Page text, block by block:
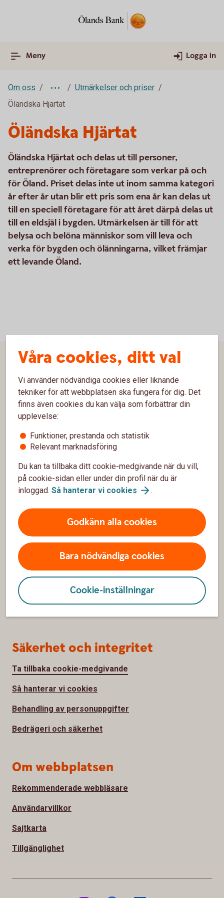
Meny Logga in
Om oss
Utmärkelser och priser
Öländska Hjärtat
Öländska Hjärtat
Öländska Hjärtat och delas ut till personer,
entreprenörer och företagare som verkar på och
för Öland. Priset delas inte ut inom samma kategori
år efter år utan blir ett pris som ena år kan delas ut
till en speciell företagare för att året därpå delas ut
till en eldsjäl i bygden. Utmärkelsen är till för att
belysa och belöna människor som vill leva och
verka för bygden och ölänningarna, vilket främjar
ett levande Öland.
Våra cookies, ditt val
Vi använder nödvändiga cookies eller liknande
tekniker för att webbplatsen ska fungera för dig. Det
finns även cookies du kan välja som förbättrar din
upplevelse:
Funktioner, prestanda och statistik
Relevant marknadsföring
Du kan ta tillbaka ditt cookie-medgivande när du vill,
på cookie-sidan eller under din profil när du är
inloggad. Så hanterar vi cookies .
Godkänn alla cookies
Bara nödvändiga cookies
Cookie-inställningar
Sidfot
Kontakta oss
Spärrhjälp
Kontor och öppettider
Bli kund
Priser, räntor och kurser
Om oss
Om Ölands Bank
Hållbarhet
Samhällsengagemang
Jobba hos oss
Säkerhet och integritet
Ta tillbaka cookie-medgivande
Så hanterar vi cookies
Behandling av personuppgifter
Bedrägeri och säkerhet
Om webbplatsen
Rekommenderade webbläsare
Användarvillkor
Sajtkarta
Tillgänglighet